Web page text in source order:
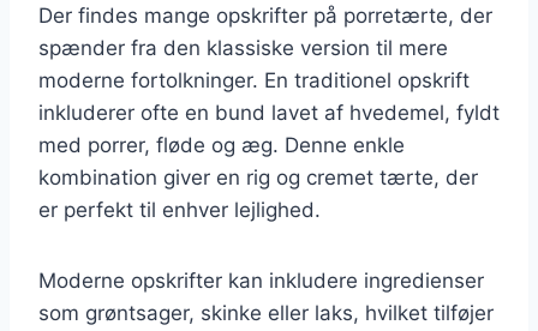
Der findes mange opskrifter på porretærte, der
spænder fra den klassiske version til mere
moderne fortolkninger. En traditionel opskrift
inkluderer ofte en bund lavet af hvedemel, fyldt
med porrer, fløde og æg. Denne enkle
kombination giver en rig og cremet tærte, der
er perfekt til enhver lejlighed.
Moderne opskrifter kan inkludere ingredienser
som grøntsager, skinke eller laks, hvilket tilføjer